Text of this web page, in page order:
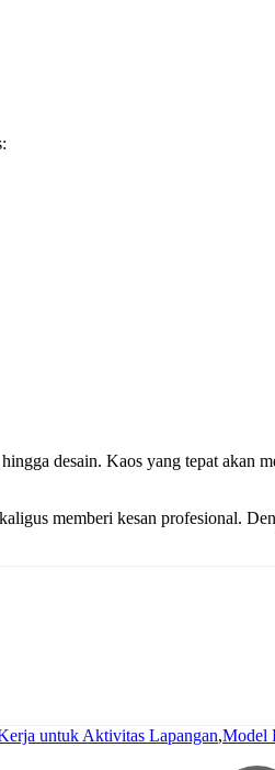
desain. Kaos yang tepat akan
memberi kesan profesional.
untuk Aktivitas Lapangan,Model